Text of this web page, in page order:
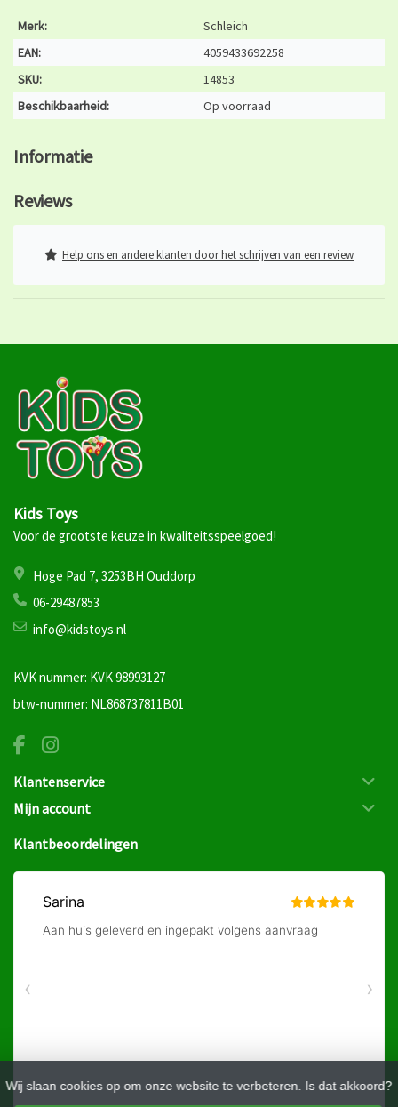
Wij slaan cookies op om onze website te verbeteren. Is dat akkoord?
Merk:
Schleich
EAN:
4059433692258
SKU:
14853
Beschikbaarheid:
Op voorraad
Informatie
Reviews
Help ons en andere klanten door het schrijven van een review
Kids Toys
Voor de grootste keuze in kwaliteitsspeelgoed!
Hoge Pad 7, 3253BH Ouddorp
06-29487853
info@kidstoys.nl
KVK nummer: KVK 98993127
btw-nummer: NL868737811B01
Klantenservice
Mijn account
Klantbeoordelingen